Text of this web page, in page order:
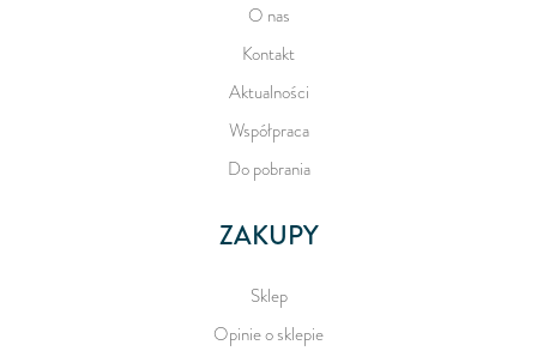
O nas
Kontakt
Aktualności
Współpraca
Do pobrania
ZAKUPY
Sklep
Opinie o sklepie